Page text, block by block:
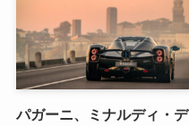
パガーニ、ミナルディ・デ